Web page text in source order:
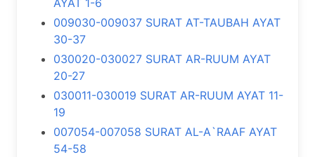
AYAT 1-6
009030-009037 SURAT AT-TAUBAH AYAT
30-37
030020-030027 SURAT AR-RUUM AYAT
20-27
030011-030019 SURAT AR-RUUM AYAT 11-
19
007054-007058 SURAT AL-A`RAAF AYAT
54-58